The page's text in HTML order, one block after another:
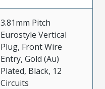
3.81mm Pitch
Eurostyle Vertical
Plug, Front Wire
Entry, Gold (Au)
Plated, Black, 12
Circuits